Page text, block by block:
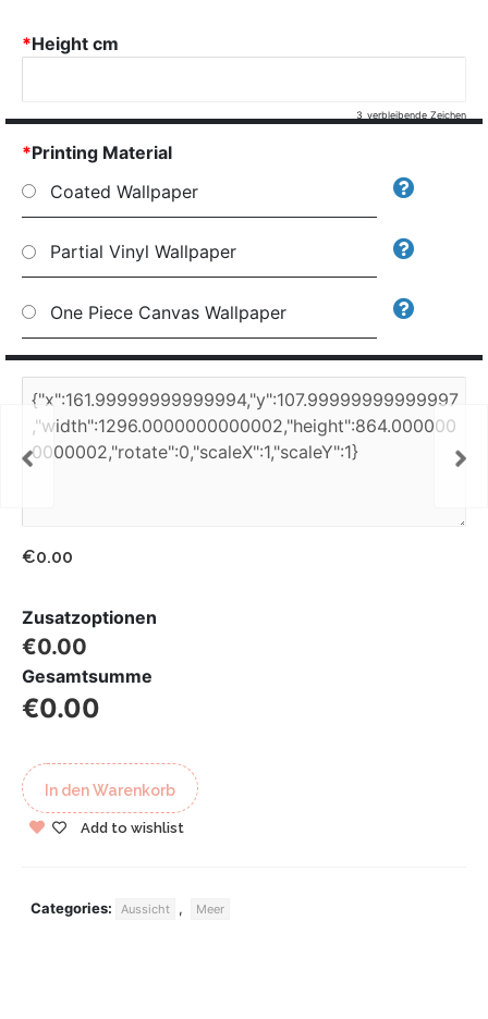
*Height cm
3 verbleibende Zeichen
*Printing Material
Coated Wallpaper
Partial Vinyl Wallpaper
One Piece Canvas Wallpaper
€0.00
Zusatzoptionen
€0.00
Gesamtsumme
€0.00
In den Warenkorb
Add to wishlist
Categories: Aussicht , Meer